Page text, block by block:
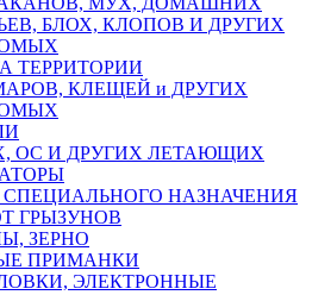
БЛОХ, КЛОПОВ И ДРУГИХ
ТЕРРИТОРИИ
КЛЕЩЕЙ и ДРУГИХ
ОС И ДРУГИХ ЛЕТАЮЩИХ
СПЕЦИАЛЬНОГО НАЗНАЧЕНИЯ
ГРЫЗУНОВ
ЗЕРНО
ПРИМАНКИ
ЭЛЕКТРОННЫЕ